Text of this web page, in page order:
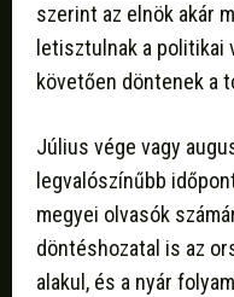
szerint az elnök akár
letisztulnak a politikai
követően döntenek a
Július vége vagy
legvalószínűbb
megyei olvasók
döntéshozatal is az
alakul, és a nyár